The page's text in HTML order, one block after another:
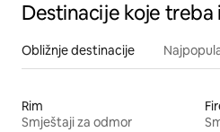
Destinacije koje treba
Obližnje destinacije
Rim
Smještaji za odmor